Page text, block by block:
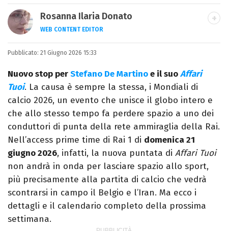
Rosanna Ilaria Donato
WEB CONTENT EDITOR
Laureata in Linguaggi dei Media, mi dedico
al mondo dell’intrattenimento da 10 anni.
Ho lavorato come web content editor
freelance per diverse testate.
Pubblicato: 21 Giugno 2026 15:33
Nuovo stop perStefano De Martinoe il suoAffari
Tuoi. La causa è sempre la stessa, i Mondiali di
calcio 2026, un evento che unisce il globo intero e
che allo stesso tempo fa perdere spazio a uno dei
conduttori di punta della rete ammiraglia della Rai.
Nell’access prime time di Rai 1 di domenica 21
giugno 2026, infatti, la nuova puntata di Affari Tuoi
non andrà in onda per lasciare spazio allo sport,
più precisamente alla partita di calcio che vedrà
scontrarsi in campo il Belgio e l’Iran. Ma ecco i
dettagli e il calendario completo della prossima
settimana.